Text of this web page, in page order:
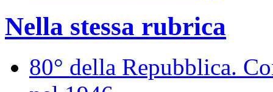
Nella stessa rubrica
80° della Repubblica.